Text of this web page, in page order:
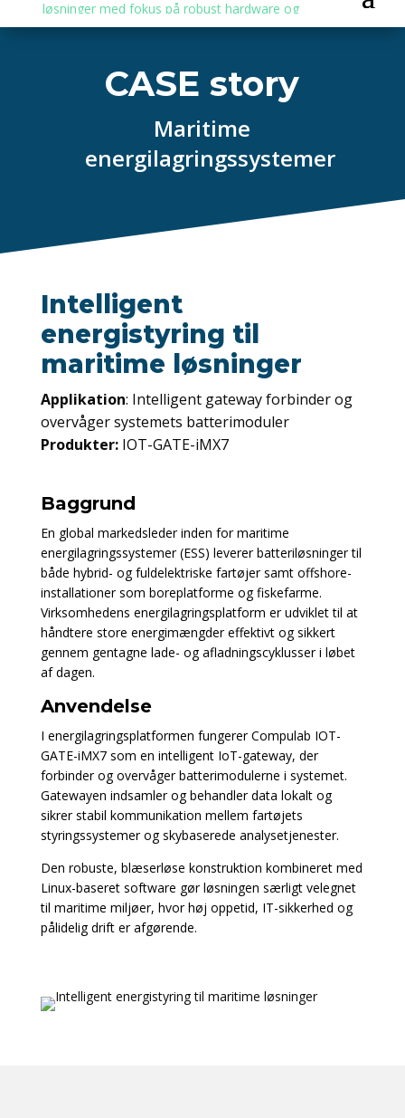
CASE story
Maritime
energilagringssystemer
Intelligent
energistyring til
maritime løsninger
Applikation: Intelligent gateway forbinder og
overvåger systemets batterimoduler
Produkter:IOT-GATE-iMX7
Baggrund
En global markedsleder inden for maritime
energilagringssystemer (ESS) leverer batteriløsninger til
både hybrid- og fuldelektriske fartøjer samt offshore-
installationer som boreplatforme og fiskefarme.
Virksomhedens energilagringsplatform er udviklet til at
håndtere store energimængder effektivt og sikkert
gennem gentagne lade- og afladningscyklusser i løbet
af dagen.
Anvendelse
I energilagringsplatformen fungerer Compulab IOT-
GATE-iMX7 som en intelligent IoT-gateway, der
forbinder og overvåger batterimodulerne i systemet.
Gatewayen indsamler og behandler data lokalt og
sikrer stabil kommunikation mellem fartøjets
styringssystemer og skybaserede analysetjenester.
Den robuste, blæserløse konstruktion kombineret med
Linux-baseret software gør løsningen særligt velegnet
til maritime miljøer, hvor høj oppetid, IT-sikkerhed og
pålidelig drift er afgørende.